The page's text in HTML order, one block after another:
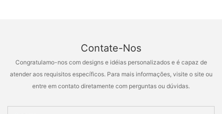
Contate-Nos
Congratulamo-nos com designs e idéias personalizados e é capaz de
atender aos requisitos específicos. Para mais informações, visite o site ou
entre em contato diretamente com perguntas ou dúvidas.